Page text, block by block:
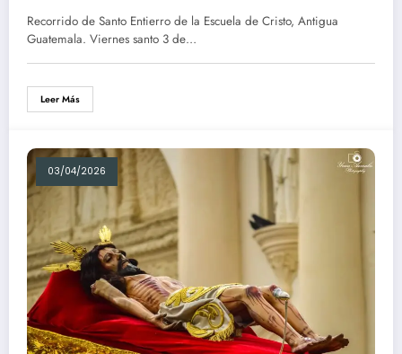
Recorrido de Santo Entierro de la Escuela de Cristo, Antigua
Guatemala. Viernes santo 3 de…
Leer Más
03/04/2026